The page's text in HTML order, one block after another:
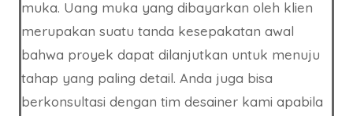
muka. Uang muka yang dibayarkan oleh klien
merupakan suatu tanda kesepakatan awal
bahwa proyek dapat dilanjutkan untuk menuju
tahap yang paling detail. Anda juga bisa
berkonsultasi dengan tim desainer kami apabila